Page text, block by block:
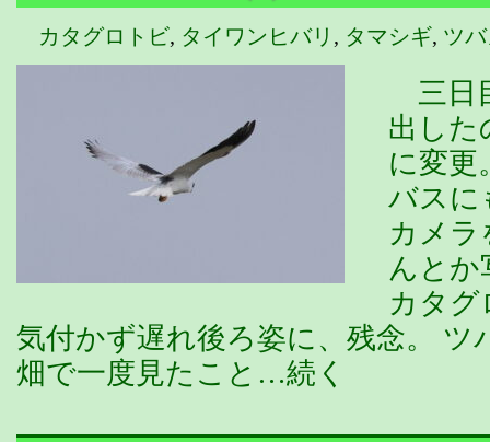
カタグロトビ, タイワンヒバリ , タマシギ, ツ
三日
出した
に変
バスに
カメ
んとか
カタ
気付かず遅れ後ろ姿に、残念。
畑で一度見たこと…続く